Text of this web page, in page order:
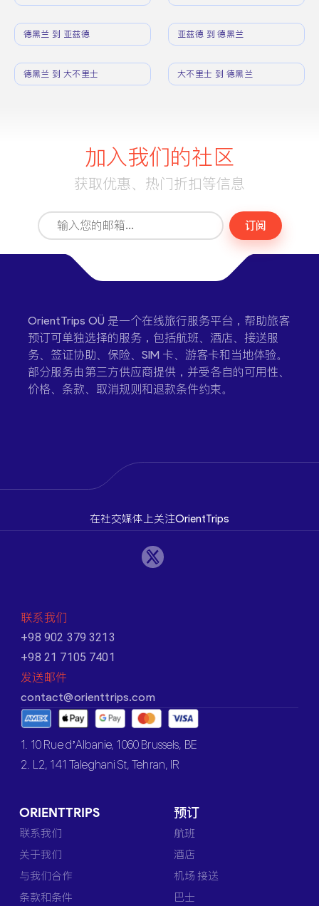
德黑兰 到 亚兹德 亚兹德 到 德黑兰
德黑兰 到 大不里士 大不里士 到 德黑兰
加入我们的社区
获取优惠、热门折扣等信息
订阅
OrientTrips OÜ 是一个在线旅行服务平台，帮助旅客
预订可单独选择的服务，包括航班、酒店、接送服
务、签证协助、保险、SIM 卡、游客卡和当地体验。
部分服务由第三方供应商提供，并受各自的可用性、
价格、条款、取消规则和退款条件约束。
在社交媒体上关注OrientTrips
联系我们
+98 902 379 3213
+98 21 7105 7401
发送邮件
contact@orienttrips.com
1. 10 Rue d’Albanie, 1060 Brussels, BE
2. L2, 141 Taleghani St, Tehran, IR
ORIENTTRIPS
联系我们
关于我们
与我们合作
条款和条件
预订
航班
酒店
机场 接送
巴士